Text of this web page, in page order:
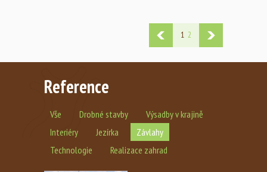
1 2
Reference
Vše Drobné stavby
Výsadby v krajině
Interiéry
Jezírka
Závlahy
Technologie
Realizace zahrad